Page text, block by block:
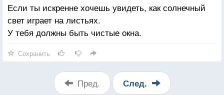
Если ты искренне хочешь увидеть, как солнечный
свет играет на листьях.
У тебя должны быть чистые окна.
Сохранить
Пред. След.